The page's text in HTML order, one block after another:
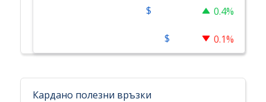
$ 0.4%
$ 0.1%
Кардано полезни връзки